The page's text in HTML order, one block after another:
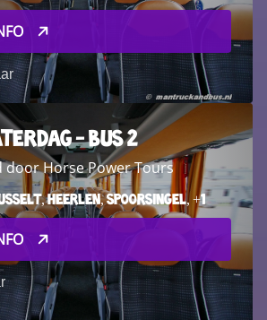
- Bus 2
door Horse Power Tours
Heerlen, Spoorsingel, +1